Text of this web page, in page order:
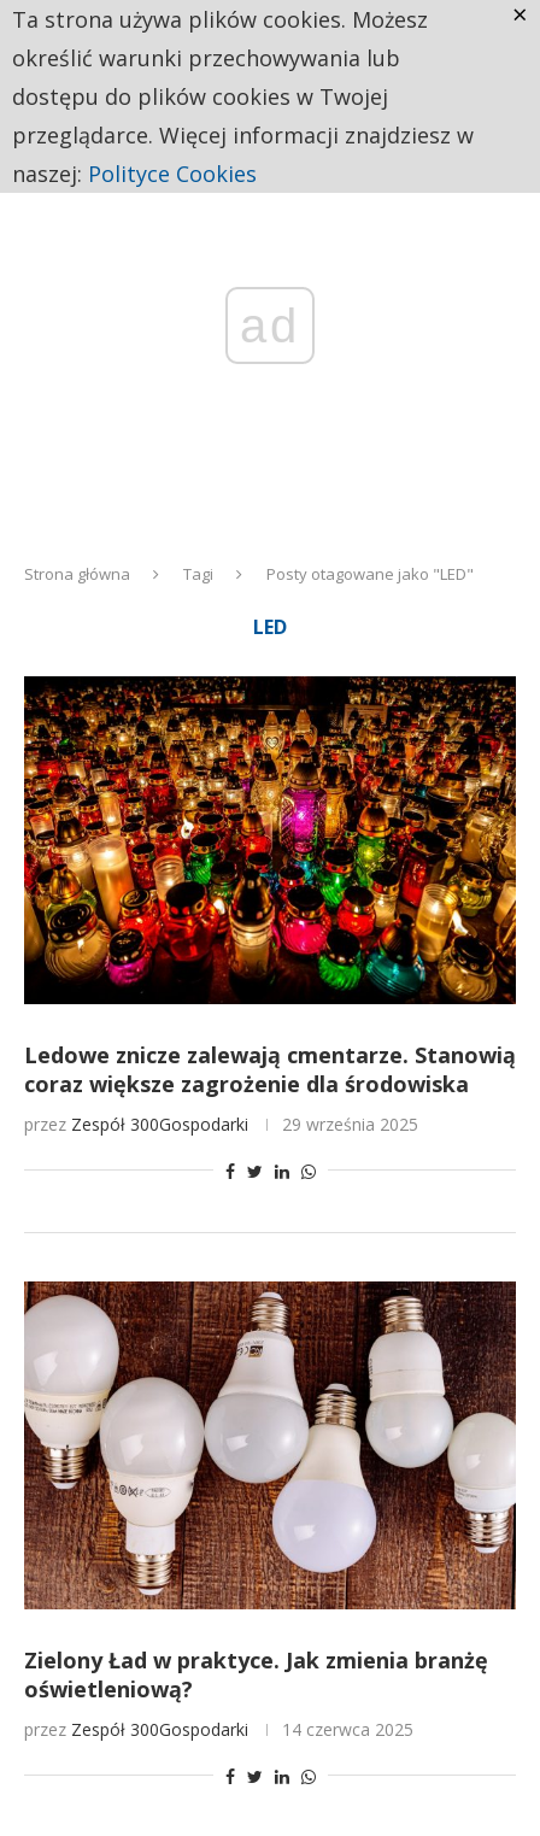
ad
Strona główna Tagi Posty otagowane jako "LED"
LED
Ledowe znicze zalewają cmentarze. Stanowią
coraz większe zagrożenie dla środowiska
przez Zespół 300Gospodarki 29 września 2025
Zielony Ład w praktyce. Jak zmienia branżę
oświetleniową?
przez Zespół 300Gospodarki 14 czerwca 2025
Ta strona używa plików cookies. Możesz
określić warunki przechowywania lub
dostępu do plików cookies w Twojej
przeglądarce. Więcej informacji znajdziesz w
naszej: Polityce Cookies
×